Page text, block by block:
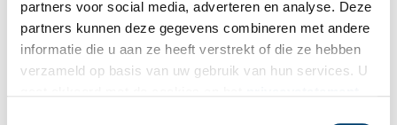
partners voor social media, adverteren en analyse. Deze
partners kunnen deze gegevens combineren met andere
informatie die u aan ze heeft verstrekt of die ze hebben
verzameld op basis van uw gebruik van hun services. U